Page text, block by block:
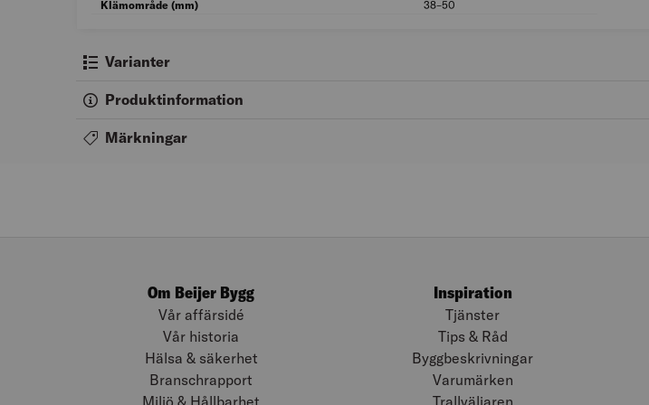
Klämområde (mm)
38–50
Varianter
Produktinformation
Märkningar
Om Beijer Bygg
Vår affärsidé
Vår historia
Hälsa & säkerhet
Branschrapport
Miljö & Hållbarhet
Inspiration
Tjänster
Tips & Råd
Byggbeskrivningar
Varumärken
Trallväljaren